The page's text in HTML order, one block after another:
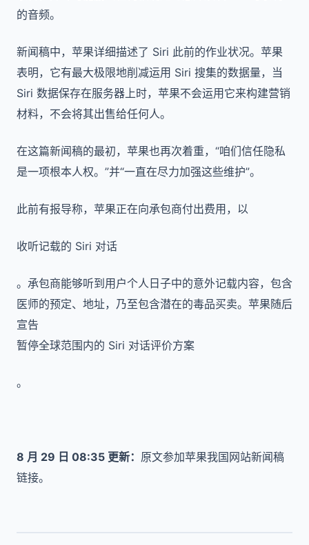
的音频。
新闻稿中，苹果详细描述了 Siri 此前的作业状况。苹果
表明，它有最大极限地削减运用 Siri 搜集的数据量，当
Siri 数据保存在服务器上时，苹果不会运用它来构建营销
材料，不会将其出售给任何人。
在这篇新闻稿的最初，苹果也再次着重，“咱们信任隐私
是一项根本人权。”并“一直在尽力加强这些维护”。
此前有报导称，苹果正在向承包商付出费用，以
收听记载的 Siri 对话
。承包商能够听到用户个人日子中的意外记载内容，包含
医师的预定、地址，乃至包含潜在的毒品买卖。苹果随后
宣告
暂停全球范围内的 Siri 对话评价方案
。
8 月 29 日 08:35 更新： 原文参加苹果我国网站新闻稿
链接。